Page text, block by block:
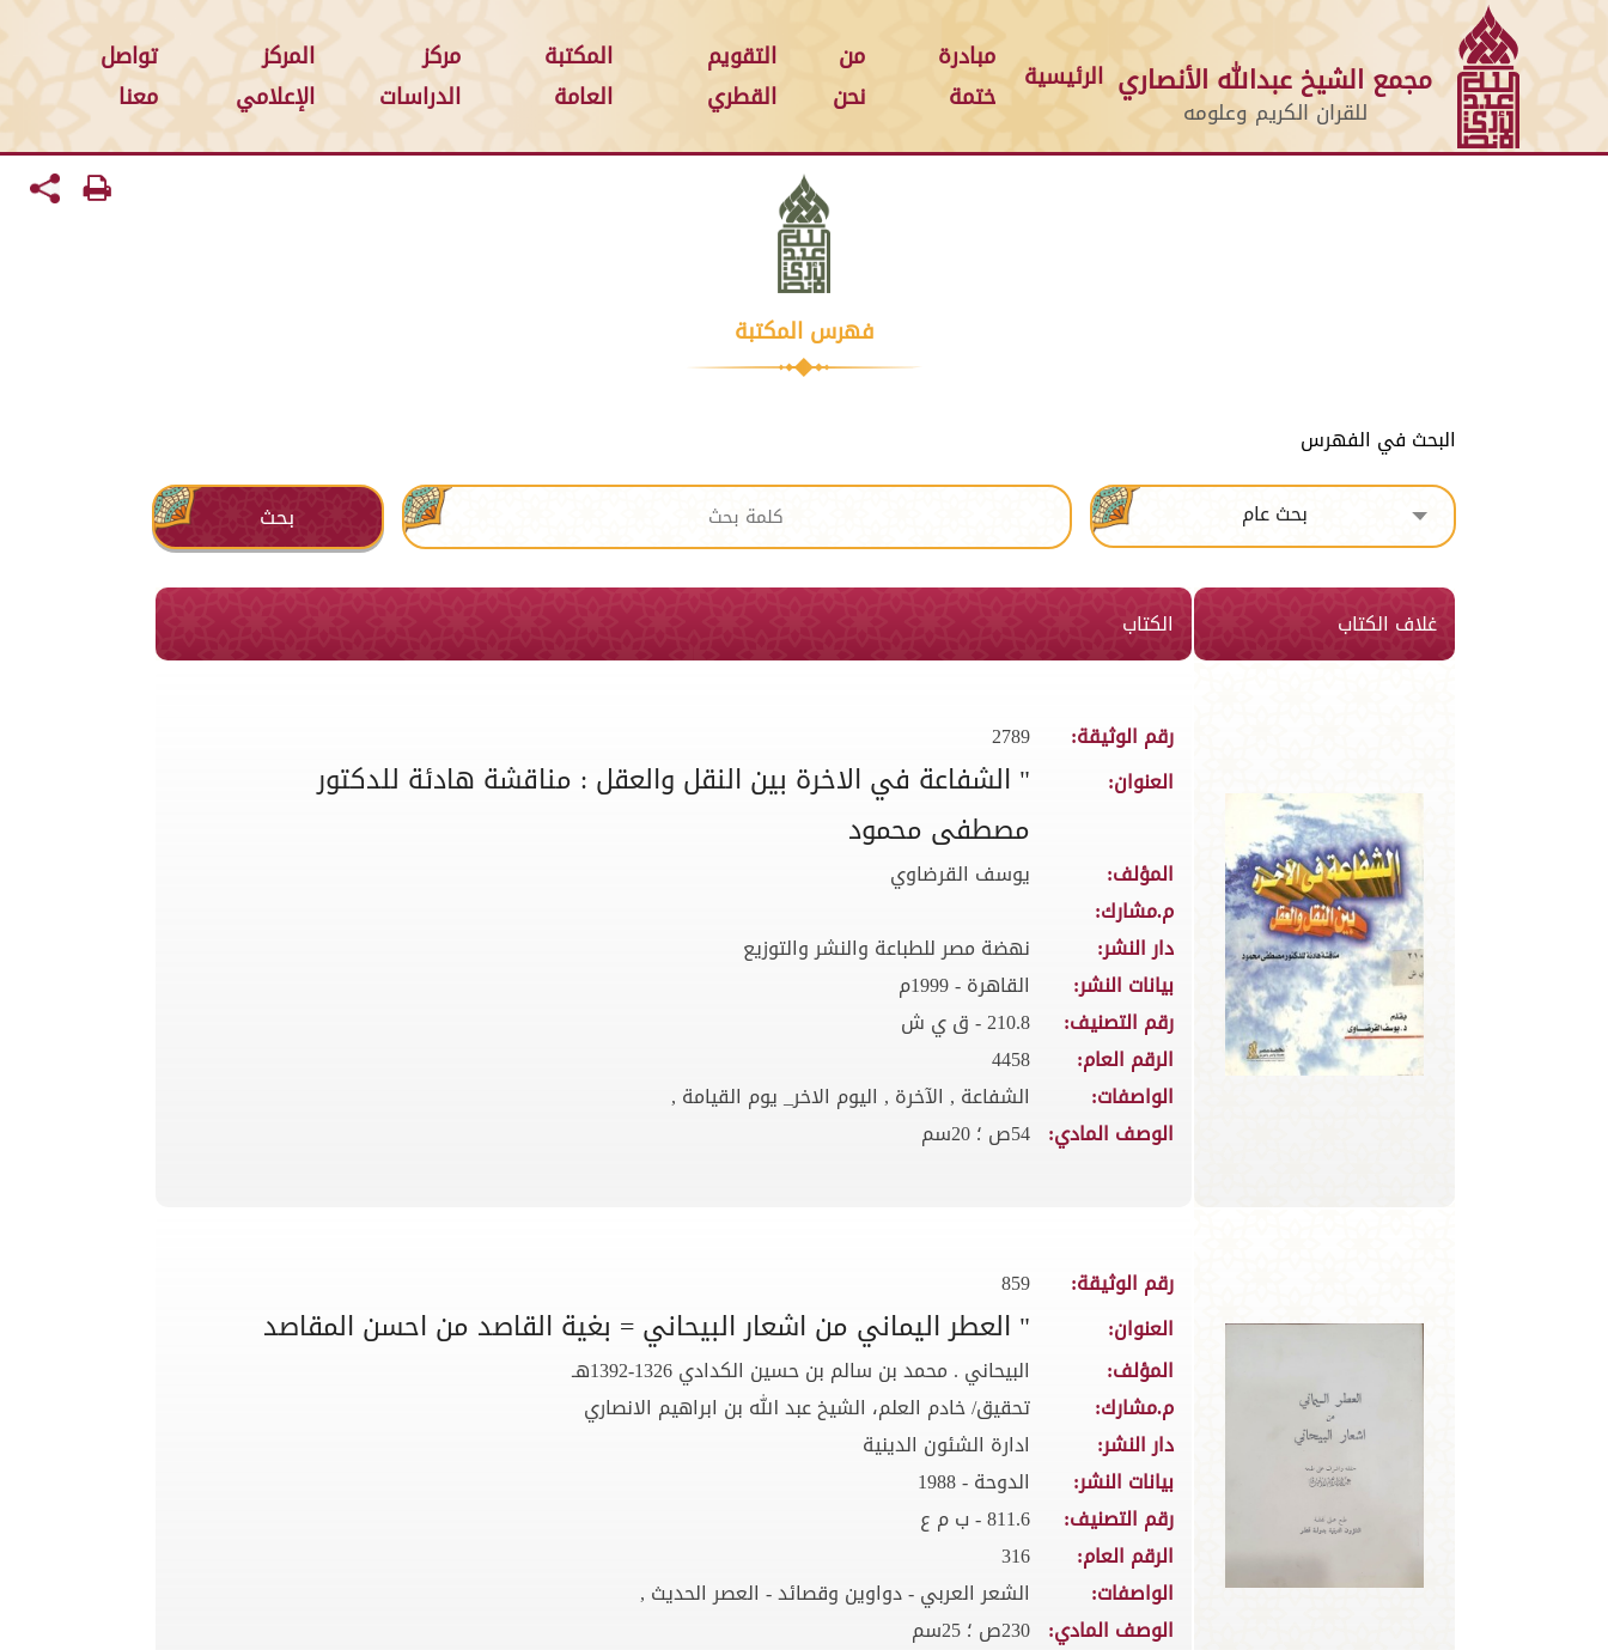
مجمع الشيخ عبدالله الأنصاري
للقران الكريم وعلومه
الرئيسية
مبادرة
ختمة
من
نحن
التقويم
القطري
المكتبة
العامة
مركز
الدراسات
المركز
الإعلامي
تواصل
معنا
فهرس المكتبة
البحث في الفهرس
بحث عام
بحث
غلاف الكتاب الكتاب
رقم الوثيقة:
2789
العنوان:
" الشفاعة في الاخرة بين النقل والعقل : مناقشة هادئة للدكتور
مصطفى محمود
المؤلف:
يوسف القرضاوي
م.مشارك:
دار النشر:
نهضة مصر للطباعة والنشر والتوزيع
بيانات النشر:
القاهرة - 1999م
رقم التصنيف:
210.8 - ق ي ش
الرقم العام:
4458
الواصفات:
الشفاعة , الآخرة , اليوم الاخر_ يوم القيامة ,
الوصف المادي: 54ص ؛ 20سم
رقم الوثيقة:
859
العنوان:
" العطر اليماني من اشعار البيحاني = بغية القاصد من احسن المقاصد
المؤلف:
البيحاني . محمد بن سالم بن حسين الكدادي 1326-1392هـ
م.مشارك:
تحقيق/ خادم العلم، الشيخ عبد الله بن ابراهيم الانصاري
دار النشر:
ادارة الشئون الدينية
بيانات النشر:
الدوحة - 1988
رقم التصنيف:
811.6 - ب م ع
الرقم العام:
316
الواصفات:
الشعر العربي - دواوين وقصائد - العصر الحديث ,
الوصف المادي: 230ص ؛ 25سم